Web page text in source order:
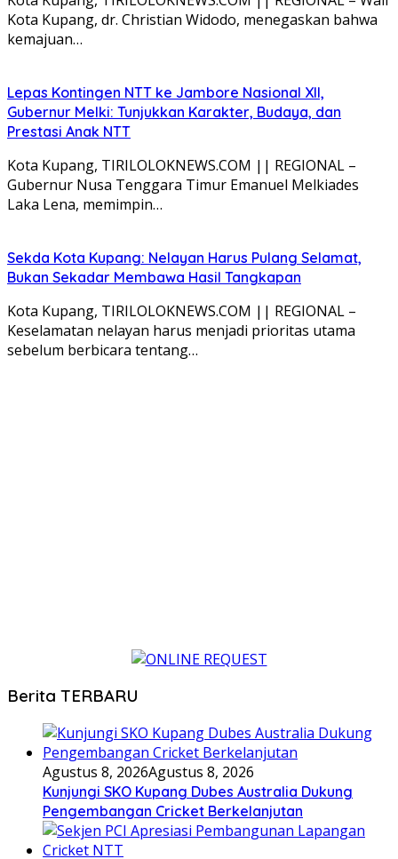
Kota Kupang, dr. Christian Widodo, menegaskan bahwa
kemajuan…
Lepas Kontingen NTT ke Jambore Nasional XII,
Gubernur Melki: Tunjukkan Karakter, Budaya, dan
Prestasi Anak NTT
Kota Kupang, TIRILOLOKNEWS.COM || REGIONAL –
Gubernur Nusa Tenggara Timur Emanuel Melkiades
Laka Lena, memimpin…
Sekda Kota Kupang: Nelayan Harus Pulang Selamat,
Bukan Sekadar Membawa Hasil Tangkapan
Kota Kupang, TIRILOLOKNEWS.COM || REGIONAL –
Keselamatan nelayan harus menjadi prioritas utama
sebelum berbicara tentang…
Berita TERBARU
Agustus 8, 2026Agustus 8, 2026
Kunjungi SKO Kupang Dubes Australia Dukung
Pengembangan Cricket Berkelanjutan